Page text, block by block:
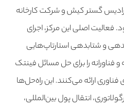
گستر کیش و شرکت کارخانه
فعالیت اصلی این مرکز، اجرای
و شتابدهی استارتاپ‌هایی
فناورانه را برای حل مسائل فینتک
ارائه می‌کنند. این راه‌حل‌ها
انتقال پول بین‌المللی،